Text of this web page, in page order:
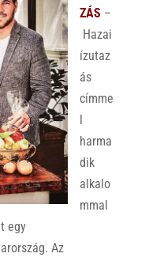
ZÁS –
Hazai
ízutaz
ás
címme
l
harma
dik
alkalo
mmal
egy
Az